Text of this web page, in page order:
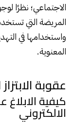
الاجتماعي؛ نظرًا
المريضة التي
واستخدامها في
المعنوية.
عقوبة
كيفية الابلاغ
الالكتروني